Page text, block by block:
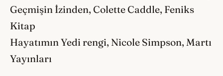
Geçmişin İzinden, Colette Caddle, Feniks
Kitap
Hayatımın Yedi rengi, Nicole Simpson, Martı
Yayınları